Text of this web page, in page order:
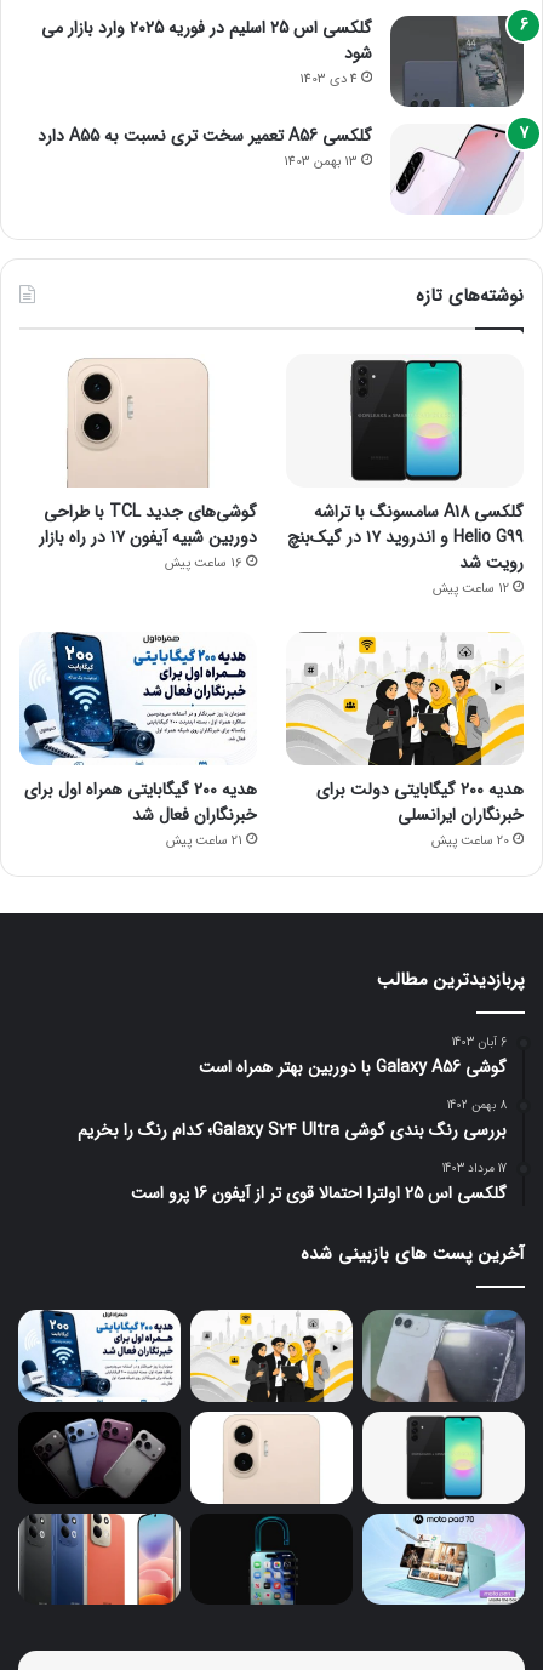
گلکسی اس 25 اسلیم در فوریه 2025 وارد بازار می
شود
4 دی 1403
گلکسی A56 تعمیر سخت تری نسبت به A55 دارد
13 بهمن 1403
نوشته‌های تازه
گلکسی A18 سامسونگ با تراشه
Helio G99 و اندروید ۱۷ در گیک‌بنچ
رویت شد
12 ساعت پیش
گوشی‌های جدید TCL با طراحی
دوربین شبیه آیفون ۱۷ در راه بازار
16 ساعت پیش
هدیه ۲۰۰ گیگابایتی دولت برای
خبرنگاران ایرانسلی
20 ساعت پیش
هدیه ۲۰۰ گیگابایتی همراه اول برای
خبرنگاران فعال شد
21 ساعت پیش
پربازدیدترین مطالب
6 آبان 1403
گوشی Galaxy A56 با دوربین بهتر همراه است
8 بهمن 1402
بررسی رنگ بندی گوشی Galaxy S24 Ultra؛ کدام رنگ را بخریم
17 مرداد 1403
گلکسی اس 25 اولترا احتمالا قوی تر از آیفون 16 پرو است
آخرین پست های بازبینی شده
گلکسی